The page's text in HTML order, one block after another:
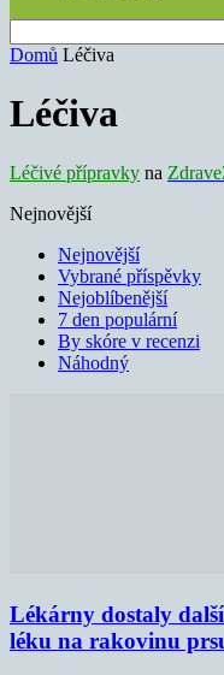
Domů Léčiva
Léčiva
Léčivé přípravky na
Nejnovější
Nejnovější
Vybrané příspěvky
Nejoblíbenější
7 den populární
By skóre v recenzi
Náhodný
Lékárny dostaly
léku na rakovinu